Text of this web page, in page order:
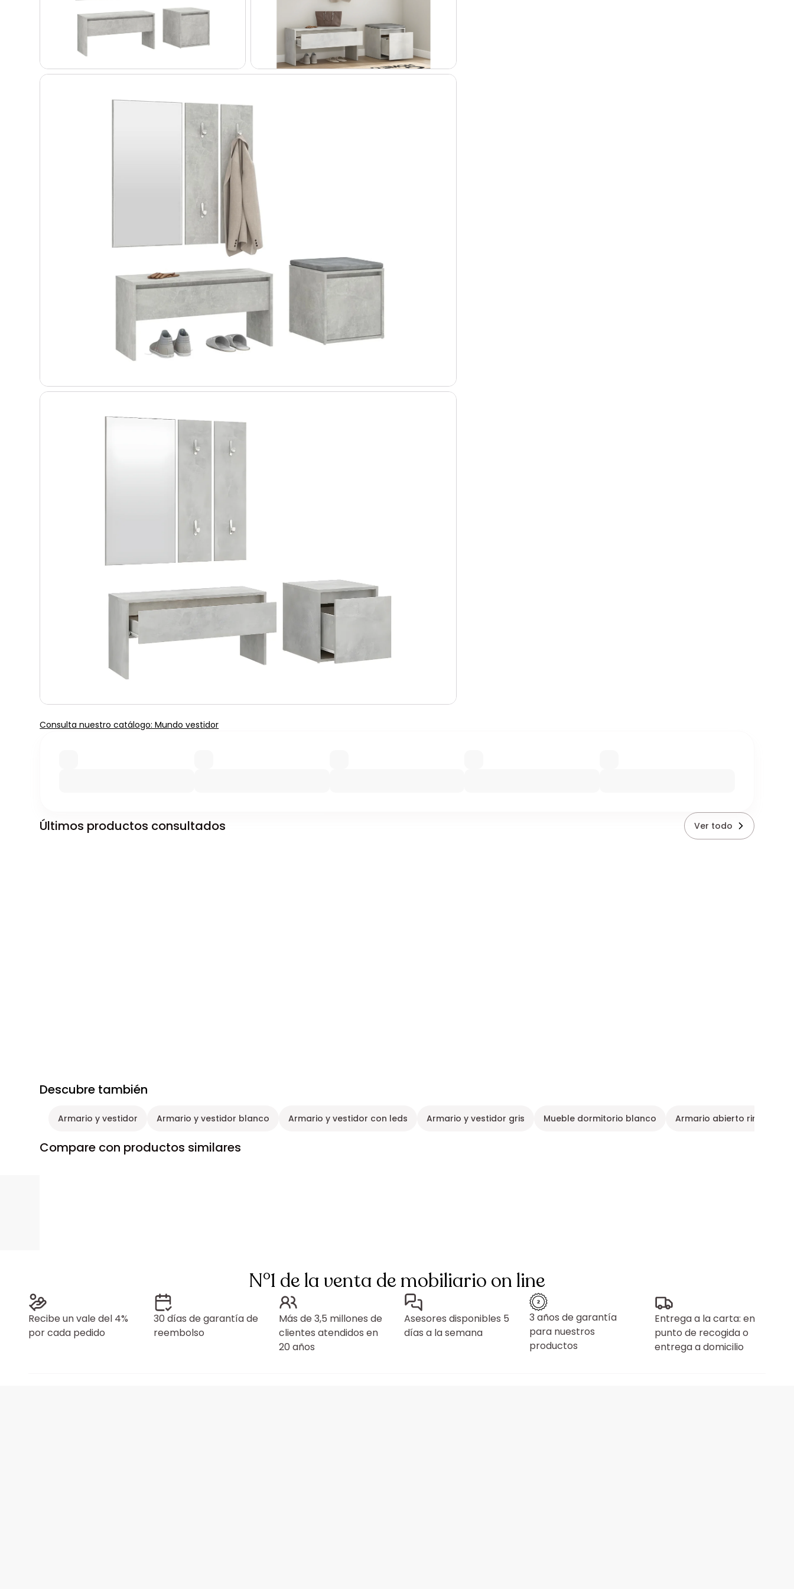
Consulta nuestro catálogo: Mundo vestidor
Últimos productos consultados Ver todo
Descubre también
Armario y vestidor Armario y vestidor blanco Armario y vestidor con leds Armario y vestidor gris Mueble dormitorio blanco Armario abierto rinconero
Compare con productos similares
N°1 de la venta de mobiliario on line
Recibe un vale del 4%
por cada pedido
30 días de garantía de
reembolso
Más de 3,5 millones de
clientes atendidos en
20 años
Asesores disponibles 5
días a la semana
3 años de garantía
para nuestros
productos
Entrega a la carta: en
punto de recogida o
entrega a domicilio